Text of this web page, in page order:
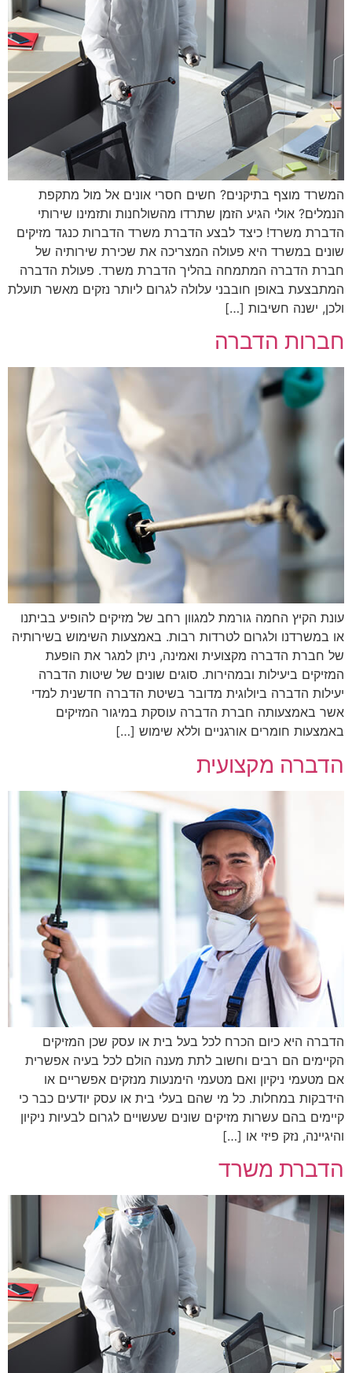
המשרד מוצף בתיקנים? חשים חסרי אונים אל מול מתקפת
הנמלים? אולי הגיע הזמן שתרדו מהשולחנות ותזמינו שירותי
הדברת משרד! כיצד לבצע הדברת משרד הדברות כנגד מזיקים
שונים במשרד היא פעולה המצריכה את שכירת שירותיה של
חברת הדברה המתמחה בהליך הדברת משרד. פעולת הדברה
המתבצעת באופן חובבני עלולה לגרום ליותר נזקים מאשר תועלת
ולכן, ישנה חשיבות […]
חברות הדברה
עונת הקיץ החמה גורמת למגוון רחב של מזיקים להופיע בביתנו
או במשרדנו ולגרום לטרדות רבות. באמצעות השימוש בשירותיה
של חברת הדברה מקצועית ואמינה, ניתן למגר את הופעת
המזיקים ביעילות ובמהירות. סוגים שונים של שיטות הדברה
יעילות הדברה ביולוגית מדובר בשיטת הדברה חדשנית למדי
אשר באמצעותה חברת הדברה עוסקת במיגור המזיקים
באמצעות חומרים אורגניים וללא שימוש […]
הדברה מקצועית
הדברה היא כיום הכרח לכל בעל בית או עסק שכן המזיקים
הקיימים הם רבים וחשוב לתת מענה הולם לכל בעיה אפשרית
אם מטעמי ניקיון ואם מטעמי הימנעות מנזקים אפשריים או
הידבקות במחלות. כל מי שהם בעלי בית או עסק יודעים כבר כי
קיימים בהם עשרות מזיקים שונים שעשויים לגרום לבעיות ניקיון
והיגיינה, נזק פיזי או […]
הדברת משרד